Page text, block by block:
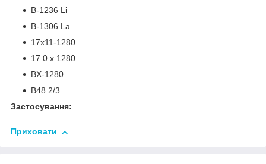
B-1236 Li
B-1306 La
17x11-1280
17.0 x 1280
BX-1280
B48 2/3
Застосування:
Приховати